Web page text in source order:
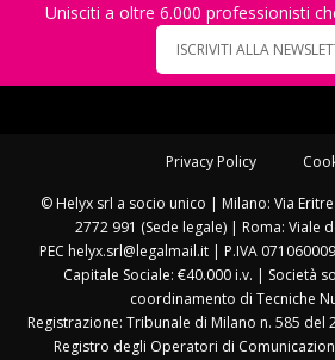
Unisciti a oltre 6.000 professionisti
ISCRIVITI ALLA
Privacy Policy
© Helyx srl a socio unico | Milano: Via
2772 991 (Sede legale) | Roma: Viale
PEC helyx.srl@legalmail.it | P.IVA
Capitale Sociale: €40.000 i.v. | Società
coordinamento di Tecniche
Registrazione: Tribunale di Milano n. 585 del
Registro degli Operatori di